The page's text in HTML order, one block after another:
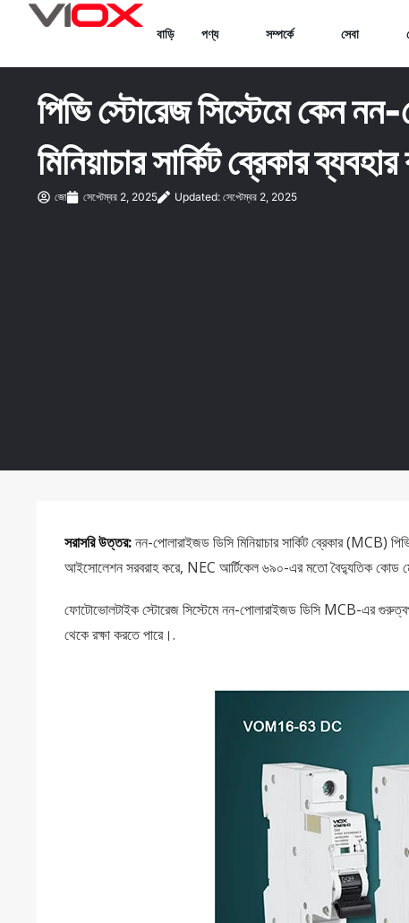
content
বাড়ি পণ্য সম্পর্কে সেবা
পিভি স্টোরেজ সিস্টেমে কেন
মিনিয়াচার সার্কিট ব্রেকার
জো সেপ্টেম্বর 2, 2025 Updated: সেপ্টেম্বর 2, 2025
সরাসরি উত্তর:নন-পোলারাইজড ডিসি মিনিয়াচার সার্কিট ব্রেকার (MCB)
আইসোলেশন সরবরাহ করে, NEC আর্টিকেল ৬৯০-এর মতো বৈদ্যুতিক কোড
ফোটোভোলটাইক স্টোরেজ সিস্টেমে নন-পোলারাইজড ডিসি MCB-এর
থেকে রক্ষা করতে পারে।.